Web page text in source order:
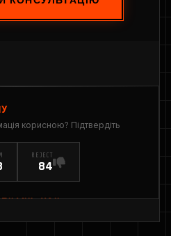
корисною? Підтвердіть
REJECT
84
YOU